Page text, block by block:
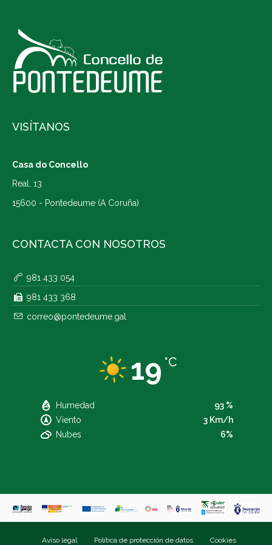
VISÍTANOS
Casa do Concello
Real, 13
15600 - Pontedeume (A Coruña)
CONTACTA CON NOSOTROS
981 433 054
981 433 368
correo@pontedeume.gal
19 °C
Humedad
93 %
Viento
3 Km/h
Nubes
6%
Aviso legal Política de protección de datos Cookies